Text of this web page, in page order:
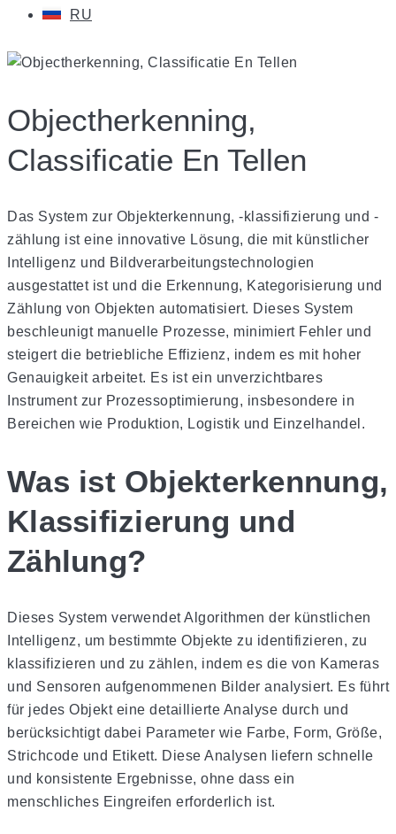
RU
Objectherkenning,
Classificatie En Tellen
Das System zur Objekterkennung, -klassifizierung und -
zählung ist eine innovative Lösung, die mit künstlicher
Intelligenz und Bildverarbeitungstechnologien
ausgestattet ist und die Erkennung, Kategorisierung und
Zählung von Objekten automatisiert. Dieses System
beschleunigt manuelle Prozesse, minimiert Fehler und
steigert die betriebliche Effizienz, indem es mit hoher
Genauigkeit arbeitet. Es ist ein unverzichtbares
Instrument zur Prozessoptimierung, insbesondere in
Bereichen wie Produktion, Logistik und Einzelhandel.
Was ist Objekterkennung,
Klassifizierung und
Zählung?
Dieses System verwendet Algorithmen der künstlichen
Intelligenz, um bestimmte Objekte zu identifizieren, zu
klassifizieren und zu zählen, indem es die von Kameras
und Sensoren aufgenommenen Bilder analysiert. Es führt
für jedes Objekt eine detaillierte Analyse durch und
berücksichtigt dabei Parameter wie Farbe, Form, Größe,
Strichcode und Etikett. Diese Analysen liefern schnelle
und konsistente Ergebnisse, ohne dass ein
menschliches Eingreifen erforderlich ist.